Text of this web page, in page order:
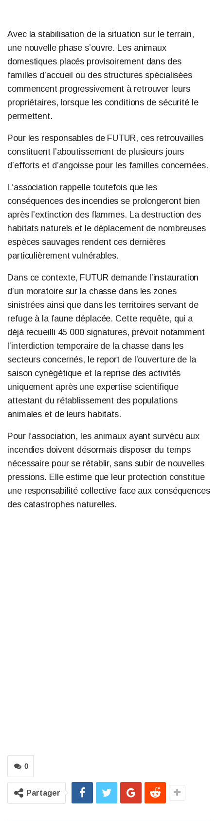
Avec la stabilisation de la situation sur le terrain,
une nouvelle phase s’ouvre. Les animaux
domestiques placés provisoirement dans des
familles d’accueil ou des structures spécialisées
commencent progressivement à retrouver leurs
propriétaires, lorsque les conditions de sécurité le
permettent.
Pour les responsables de FUTUR, ces retrouvailles
constituent l’aboutissement de plusieurs jours
d’efforts et d’angoisse pour les familles concernées.
L’association rappelle toutefois que les
conséquences des incendies se prolongeront bien
après l’extinction des flammes. La destruction des
habitats naturels et le déplacement de nombreuses
espèces sauvages rendent ces dernières
particulièrement vulnérables.
Dans ce contexte, FUTUR demande l’instauration
d’un moratoire sur la chasse dans les zones
sinistrées ainsi que dans les territoires servant de
refuge à la faune déplacée. Cette requête, qui a
déjà recueilli 45 000 signatures, prévoit notamment
l’interdiction temporaire de la chasse dans les
secteurs concernés, le report de l’ouverture de la
saison cynégétique et la reprise des activités
uniquement après une expertise scientifique
attestant du rétablissement des populations
animales et de leurs habitats.
Pour l’association, les animaux ayant survécu aux
incendies doivent désormais disposer du temps
nécessaire pour se rétablir, sans subir de nouvelles
pressions. Elle estime que leur protection constitue
une responsabilité collective face aux conséquences
des catastrophes naturelles.
0
Partager